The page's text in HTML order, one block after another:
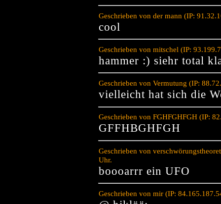
Geschrieben von der mann (IP:
cool
Geschrieben von mitschel (IP:
hammer :) siehr total
Geschrieben von Vermutung (IP:
vielleicht hat sich die
Geschrieben von FGHFGHFGH (IP:
GFFHBGHFGH
Geschrieben von
Uhr.
boooarrr ein UFO
Geschrieben von mir (IP: